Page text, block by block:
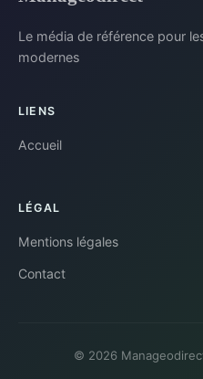
Le média de référence pour
modernes
LIENS
Accueil
LÉGAL
Mentions légales
Contact
© 2026